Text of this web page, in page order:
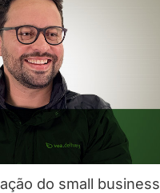
do small business